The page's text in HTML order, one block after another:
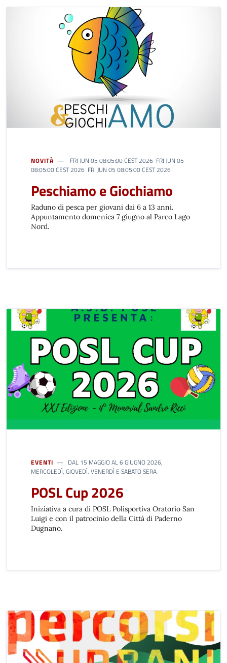
NOVITÀ
FRI JUN 05 08:05:00 CEST 2026 FRI JUN 05
08:05:00 CEST 2026 FRI JUN 05 08:05:00 CEST 2026
Peschiamo e Giochiamo
Raduno di pesca per giovani dai 6 a 13 anni.
Appuntamento domenica 7 giugno al Parco Lago
Nord.
EVENTI
DAL 15 MAGGIO AL 6 GIUGNO 2026,
MERCOLEDÌ, GIOVEDÌ, VENERDÌ E SABATO SERA
POSL Cup 2026
Iniziativa a cura di POSL Polisportiva Oratorio San
Luigi e con il patrocinio della Città di Paderno
Dugnano.